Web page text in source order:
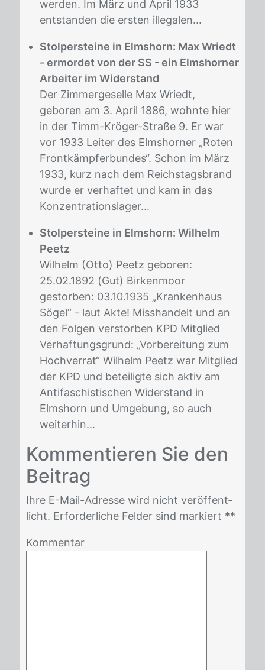
werden. Im März und April 1933
entstanden die ersten illegalen...
Stolpersteine in Elmshorn: Max Wriedt
- ermordet von der SS - ein Elmshorner
Arbeiter im Widerstand
Der Zimmergeselle Max Wriedt,
geboren am 3. April 1886, wohnte hier
in der Timm-Kröger-Straße 9. Er war
vor 1933 Leiter des Elmshorner „Roten
Frontkämpferbundes“. Schon im März
1933, kurz nach dem Reichstagsbrand
wurde er verhaftet und kam in das
Konzentrationslager...
Stolpersteine in Elmshorn: Wilhelm
Peetz
Wilhelm (Otto) Peetz geboren:
25.02.1892 (Gut) Birkenmoor
gestorben: 03.10.1935 „Krankenhaus
Sögel“ - laut Akte! Misshandelt und an
den Folgen verstorben KPD Mitglied
Verhaftungsgrund: „Vorbereitung zum
Hochverrat“ Wilhelm Peetz war Mitglied
der KPD und beteiligte sich aktiv am
Antifaschistischen Widerstand in
Elmshorn und Umgebung, so auch
weiterhin...
Kom­men­tie­ren Sie den
Bei­trag
Ihre E-Mail-Adres­se wird nicht ver­öf­fent­
licht. Er­for­der­li­che Fel­der sind mar­kiert **
Kommentar